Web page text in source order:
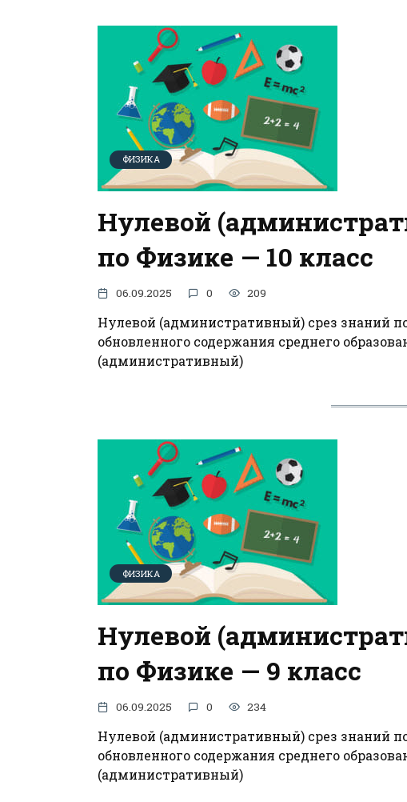
ФИЗИКА
Нулевой
по Физике — 10 класс
06.09.2025 0 209
Нулевой (административный) срез знаний
обновленного содержания среднего
(административный)
ФИЗИКА
Нулевой
по Физике — 9 класс
06.09.2025 0 234
Нулевой (административный) срез знаний
обновленного содержания среднего
(административный)